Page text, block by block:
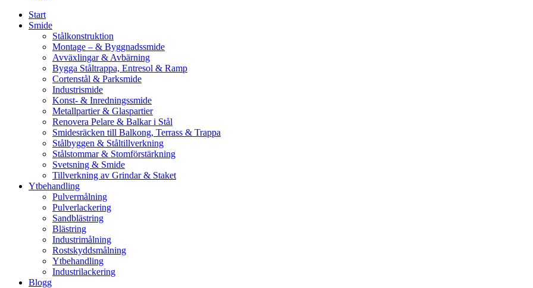
Start
Smide
Stålkonstruktion
Montage – & Byggnadssmide
Avväxlingar & Avbärning
Bygga Ståltrappa, Entresol & Ramp
Cortenstål & Parksmide
Industrismide
Konst- & Inredningssmide
Metallpartier & Glaspartier
Renovera Pelare & Balkar i Stål
Smidesräcken till Balkong, Terrass & Trappa
Stålbyggen & Ståltillverkning
Stålstommar & Stomförstärkning
Svetsning & Smide
Tillverkning av Grindar & Staket
Ytbehandling
Pulvermålning
Pulverlackering
Sandblästring
Blästring
Industrimålning
Rostskyddsmålning
Ytbehandling
Industrilackering
Blogg